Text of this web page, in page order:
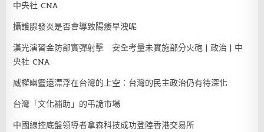
中央社 CNA
攝護腺發炎是否會導致陽痿早洩呢
漢光演習金防部實彈射擊 安全考量未實施部分火砲 | 政治 | 中
央社 CNA
威權幽靈還漂浮在台灣的上空：台灣的民主政治仍有待深化
台灣「文化補助」的弔詭市場
中國線控底盤領導者拿森科技成功登陸香港交易所